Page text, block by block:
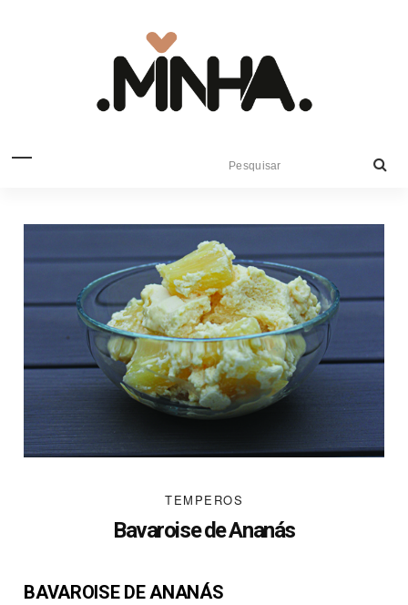
TEMPEROS
Bavaroise de Ananás
BAVAROISE DE ANANÁS